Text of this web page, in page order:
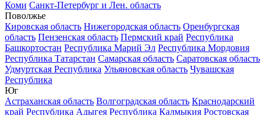
Коми Санкт-Петербург и Лен. область
Поволжье
Кировская область Нижегородская область Оренбургская
область Пензенская область Пермский край Республика
Башкортостан Республика Марий Эл Республика Мордовия
Республика Татарстан Самарская область Саратовская область
Удмуртская Республика Ульяновская область Чувашская
Республика
Юг
Астраханская область Волгоградская область Краснодарский
край Республика Адыгея Республика Калмыкия Ростовская